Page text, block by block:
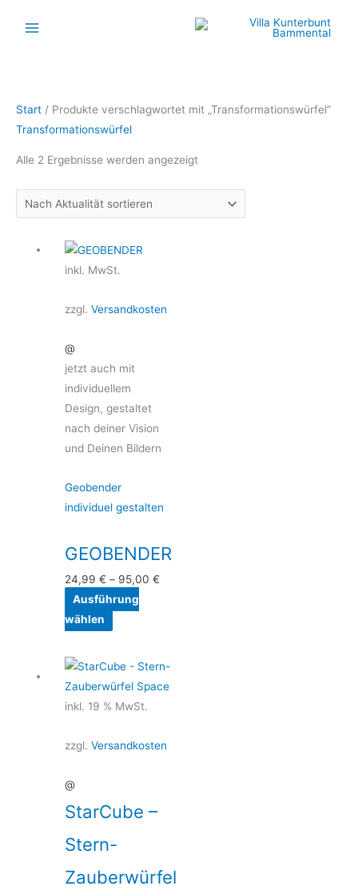
Inhalt
Start / Produkte verschlagwortet mit „Transformationswürfel“
Transformationswürfel
Alle 2 Ergebnisse werden angezeigt
Nach
inkl. MwSt.
zzgl.Versandkosten
@
jetzt auch mit
individuellem
Design, gestaltet
nach deiner Vision
und Deinen Bildern
Geobender
individuel gestalten
GEOBENDER
24,99€ – 95,00€
Ausführung
wählen
Dieses
Produkt
mehrere
Die
Optionen
können
auf
der
gewählt
werden
inkl. 19 % MwSt.
zzgl.Versandkosten
@
StarCube –
Stern-
Zauberwürfel